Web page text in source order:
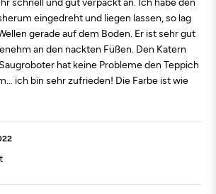
eingedreht und liegen lassen, so lag
gerade auf dem Boden. Er ist sehr gut
an den nackten Füßen. Den Katern
hat keine Probleme den Teppich
ich bin sehr zufrieden! Die Farbe ist wie